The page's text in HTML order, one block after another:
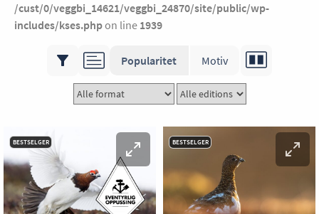
/cust/0/veggbi_14621/veggbi_24870/site/public/wp-
includes/kses.phpon line 1939
Popularitet Motiv
BESTSELGER BESTSELGER